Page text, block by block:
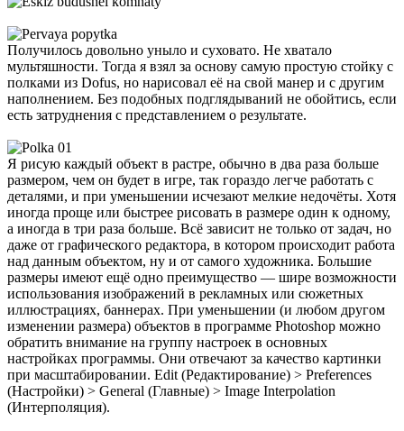
Получилось довольно уныло и суховато. Не хватало
мультяшности. Тогда я взял за основу самую простую стойку с
полками из Dofus, но нарисовал её на свой манер и с другим
наполнением. Без подобных подглядываний не обойтись, если
есть затруднения с представлением о результате.
Я рисую каждый объект в растре, обычно в два раза больше
размером, чем он будет в игре, так гораздо легче работать с
деталями, и при уменьшении исчезают мелкие недочёты. Хотя
иногда проще или быстрее рисовать в размере один к одному,
а иногда в три раза больше. Всё зависит не только от задач, но
даже от графического редактора, в котором происходит работа
над данным объектом, ну и от самого художника. Большие
размеры имеют ещё одно преимущество — шире возможности
использования изображений в рекламных или сюжетных
иллюстрациях, баннерах. При уменьшении (и любом другом
изменении размера) объектов в программе Photoshop можно
обратить внимание на группу настроек в основных
настройках программы. Они отвечают за качество картинки
при масштабировании. Edit (Редактирование) > Preferences
(Настройки) > General (Главные) > Image Interpolation
(Интерполяция).